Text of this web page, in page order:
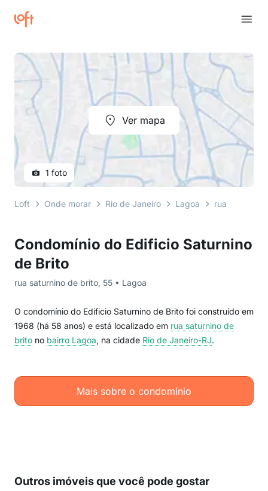
Condomínio do Edificio Saturnino
de Brito
rua saturnino de brito, 55 • Lagoa
O condomínio do Edificio Saturnino de Brito foi construído em
1968 (há 58 anos) e está localizado em rua saturnino de
brito no bairro Lagoa, na cidade Rio de Janeiro-RJ.
Mais sobre o condomínio
Ver mapa
1 foto
Loft Onde morar Rio de Janeiro Lagoa rua
Outros imóveis que você pode gostar